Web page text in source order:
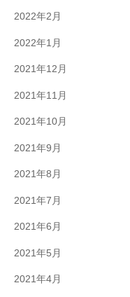
2022年2月
2022年1月
2021年12月
2021年11月
2021年10月
2021年9月
2021年8月
2021年7月
2021年6月
2021年5月
2021年4月